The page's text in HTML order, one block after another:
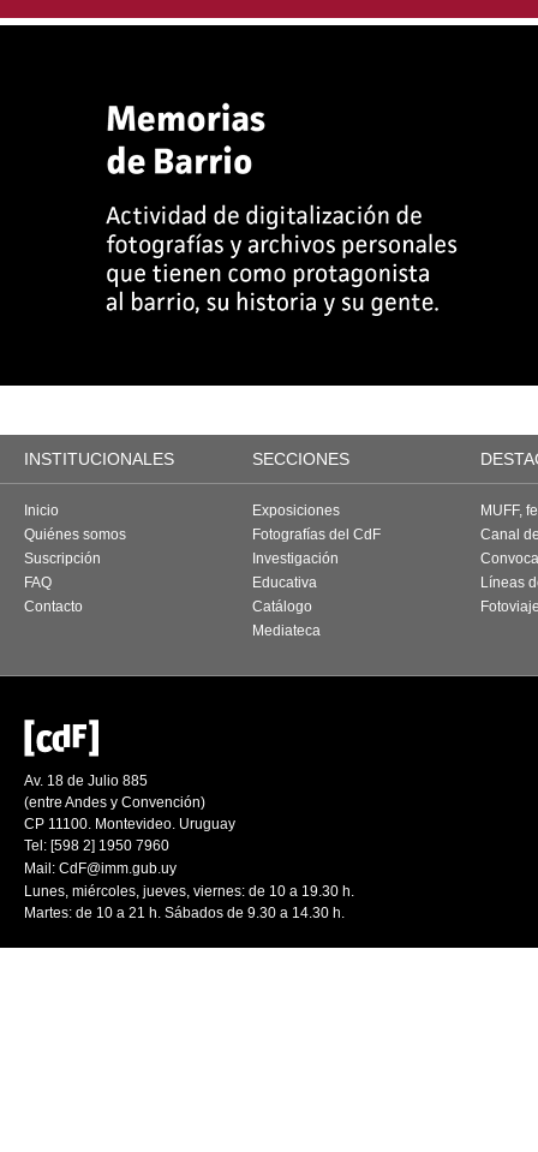
INSTITUCIONALES SECCIONES
Inicio
Quiénes somos
Suscripción
FAQ
Contacto
Exposiciones
Fotografías del CdF
Investigación
Educativa
Catálogo
Mediateca
MUFF,
Canal
Líneas
Av. 18 de Julio 885
(entre Andes y Convención)
CP 11100. Montevideo. Uruguay
Tel: [598 2] 1950 7960
Mail: CdF@imm.gub.uy
Lunes, miércoles, jueves, viernes: de 10 a 19.30 h.
Martes: de 10 a 21 h. Sábados de 9.30 a 14.30 h.